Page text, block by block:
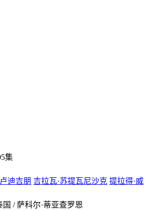
集
迪吉朋 吉拉瓦·苏提瓦尼沙克 提拉得·威
国 / 萨科尔·蒂亚查罗恩